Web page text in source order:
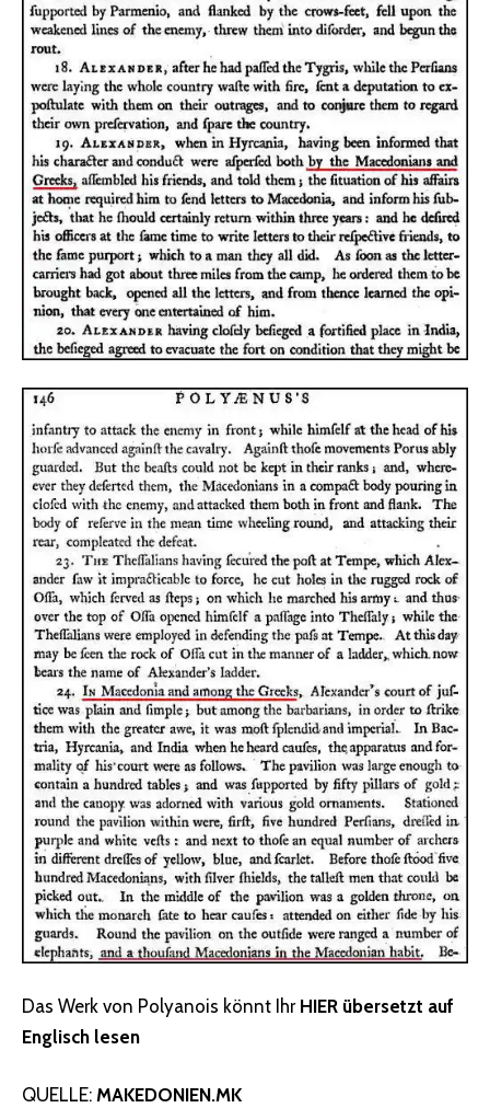
Das Werk von Polyanois könnt Ihr HIER übersetzt auf
Englisch lesen
QUELLE: MAKEDONIEN.MK